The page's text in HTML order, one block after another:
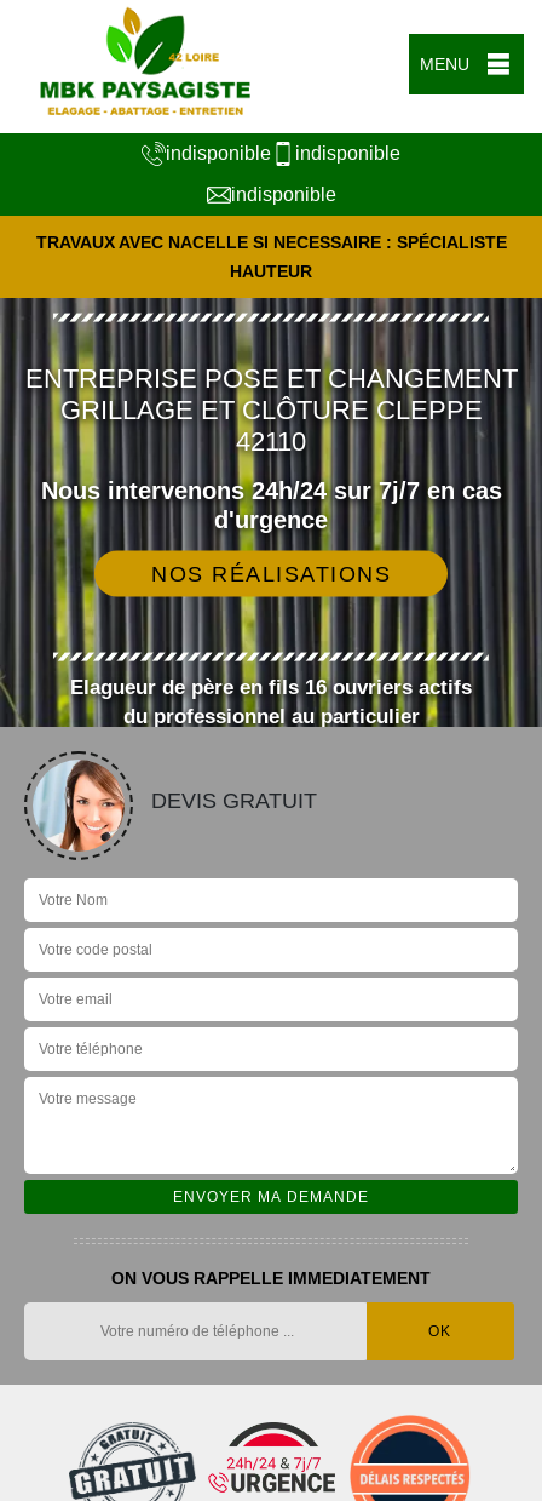
MENU
indisponible
indisponible
indisponible
TRAVAUX AVEC NACELLE SI NECESSAIRE : SPÉCIALISTE
HAUTEUR
ENTREPRISE POSE ET CHANGEMENT
GRILLAGE ET CLÔTURE CLEPPE
42110
Nous intervenons 24h/24 sur 7j/7 en cas
d'urgence
NOS RÉALISATIONS
Elagueur de père en fils 16 ouvriers actifs
du professionnel au particulier
DEVIS GRATUIT
ON VOUS RAPPELLE IMMEDIATEMENT